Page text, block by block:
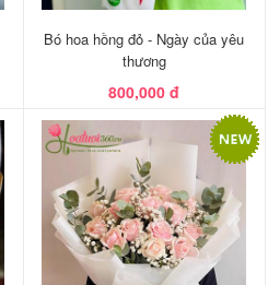
Bó hoa hồng đỏ - Ngày của yêu
thương
800,000 đ